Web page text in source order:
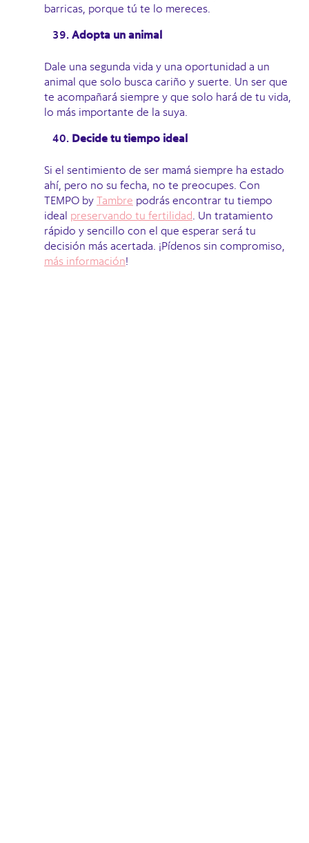
barricas, porque tú te lo mereces.
Adopta un animal
Dale una segunda vida y una oportunidad a un
animal que solo busca cariño y suerte. Un ser que
te acompañará siempre y que solo hará de tu vida,
lo más importante de la suya.
Decide tu tiempo ideal
Si el sentimiento de ser mamá siempre ha estado
ahí, pero no su fecha, no te preocupes. Con
TEMPO by Tambre podrás encontrar tu tiempo
ideal preservando tu fertilidad
. Un tratamiento
rápido y sencillo con el que esperar será tu
decisión más acertada. ¡Pídenos sin compromiso,
más información!